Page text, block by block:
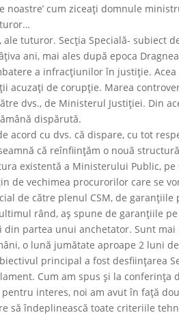
noastre’ cum ziceaţi domnule
ale tuturor. Secţia Specială- subiect
ani, mai ales după epoca
a infracţiunilor în justiţie.
acuzaţi de corupţie. Marea
dvs., de Ministerul Justiţiei. Din
dispărută.
acord cu dvs. că dispare, cu tot
că reînfiinţăm o nouă
existentă a Ministerului Public,
de vechimea procurorilor care se
de către plenul CSM, de
rând, aş spune de garanţiile
partea unui anchetator. Sunt
o lună jumătate aproape 2 luni
principal a fost desfiinţarea
Cum am spus şi la
interes, noi am avut în faţă
să îndeplinească toate criteriile